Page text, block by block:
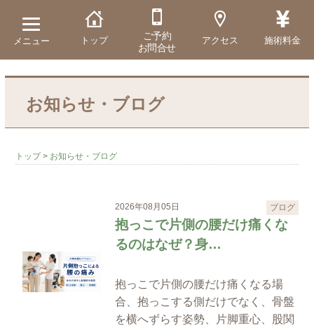
メニュー トップ
ご予約
お問合せ
アクセス 施術料金
お知らせ・ブログ
トップ> お知らせ・ブログ
2026年08月05日 ブログ
抱っこで片側の腰だけ痛くな
るのはなぜ？身…
抱っこで片側の腰だけ痛くなる場
合、抱っこする側だけでなく、骨盤
を横へずらす姿勢、片脚重心、股関